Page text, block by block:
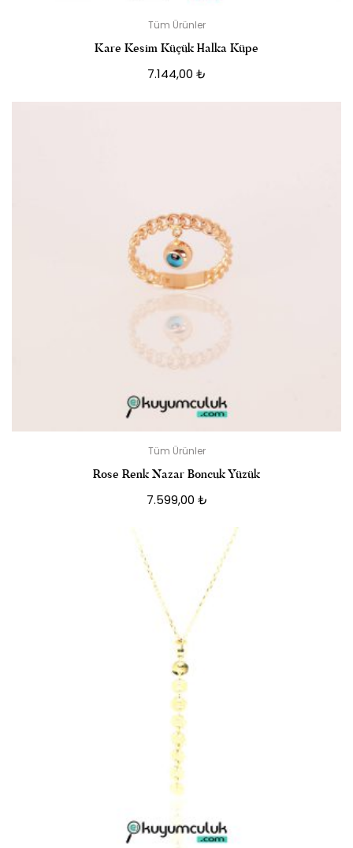
Tüm Ürünler
Kare Kesim Küçük Halka Küpe
7.144,00 ₺
Tüm Ürünler
Rose Renk Nazar Boncuk Yüzük
7.599,00 ₺